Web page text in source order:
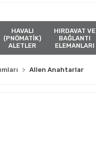
HAVALI
(PNÖMATİK)
ALETLER
HIRDAVAT VE
BAĞLANTI
ELEMANLARI
Allen Anahtarlar